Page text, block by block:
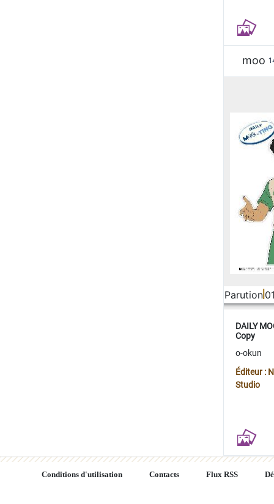
moo
Parution
DAILY
Copy
o-okun
Éditeur :
Studio
Conditions d'utilisation Contacts Flux RSS